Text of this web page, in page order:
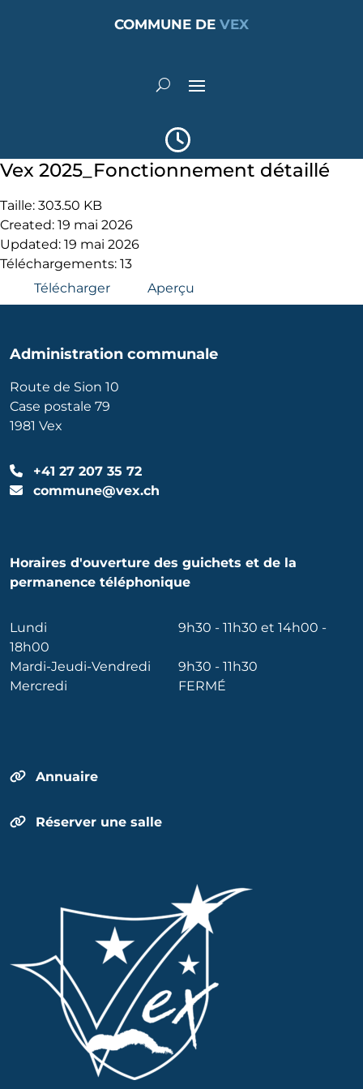
COMMUNE DE VEX
Vex 2025_Fonctionnement détaillé
Taille: 303.50 KB
Created: 19 mai 2026
Updated: 19 mai 2026
Téléchargements: 13
Télécharger
Aperçu
Administration communale
Route de Sion 10
Case postale 79
1981 Vex
+41 27 207 35 72
commune@vex.ch
Horaires d'ouverture des guichets et de la
permanence téléphonique
Lundi
9h30 - 11h30 et 14h00 -
18h00
Mardi-Jeudi-Vendredi
9h30 - 11h30
Mercredi
FERMÉ
Annuaire
Réserver une salle